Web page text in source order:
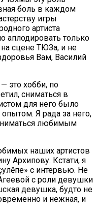
боль в каждом
игры
артиста
только
сцене ТЮЗа, и не
Вам, Василий
это хобби, по
сниматься в
для него было
Я рада за него,
любимым
наших артистов
Архипову. Кстати, я
с интервью. Не
с роли девушки
девушка, будто не
и нежная, и